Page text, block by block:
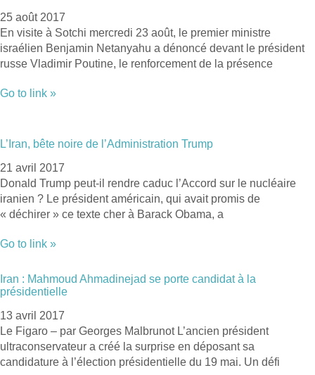
25 août 2017
En visite à Sotchi mercredi 23 août, le premier ministre
israélien Benjamin Netanyahu a dénoncé devant le président
russe Vladimir Poutine, le renforcement de la présence
Go to link »
L’Iran, bête noire de l’Administration Trump
21 avril 2017
Donald Trump peut-il rendre caduc l’Accord sur le nucléaire
iranien ? Le président américain, qui avait promis de
« déchirer » ce texte cher à Barack Obama, a
Go to link »
Iran : Mahmoud Ahmadinejad se porte candidat à la
présidentielle
13 avril 2017
Le Figaro – par Georges Malbrunot L’ancien président
ultraconservateur a créé la surprise en déposant sa
candidature à l’élection présidentielle du 19 mai. Un défi